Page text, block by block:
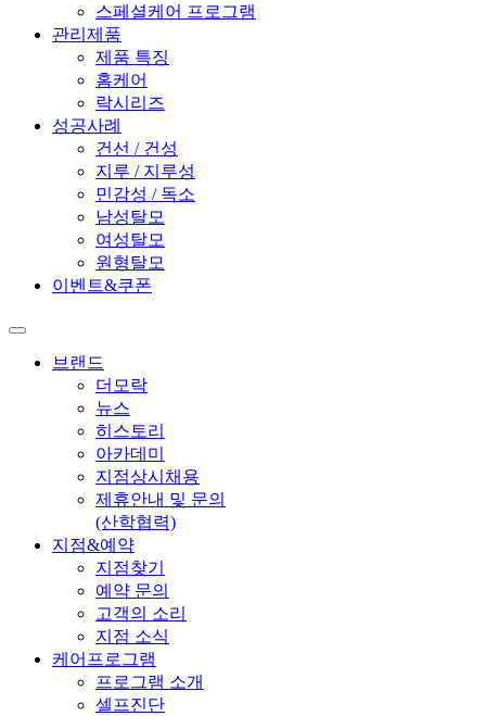
스페셜케어 프로그램
관리제품
제품 특징
홈케어
락시리즈
성공사례
건선 / 건성
지루 / 지루성
민감성 / 독소
남성탈모
여성탈모
원형탈모
이벤트&쿠폰
브랜드
더모락
뉴스
히스토리
아카데미
지점상시채용
제휴안내 및 문의
(산학협력)
지점&예약
지점찾기
예약 문의
고객의 소리
지점 소식
케어프로그램
프로그램 소개
셀프진단